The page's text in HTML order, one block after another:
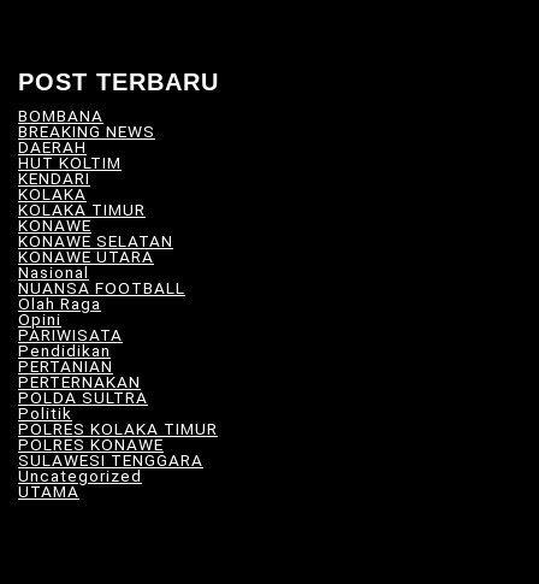
POST TERBARU
BOMBANA
BREAKING NEWS
DAERAH(570)
HUT KOLTIM
KENDARI(104)
KOLAKA(21)
KOLAKA TIMUR
KONAWE(34)
KONAWE SELATAN
KONAWE UTARA(10)
Nasional(101)
NUANSA FOOTBALL
Olah Raga(13)
Opini(6)
PARIWISATA
Pendidikan(17)
PERTANIAN
PERTERNAKAN
POLDA SULTRA
Politik(8)
POLRES KOLAKA TIMUR
POLRES KONAWE(9)
SULAWESI TENGGARA
Uncategorized(118)
UTAMA(182)